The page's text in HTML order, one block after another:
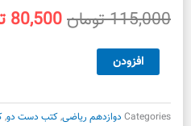
115,000تومانقیمت
80,500
حسابان
دوازدهم
افزودن
Categories دوازدهم ریاضی,کتب دست دو,